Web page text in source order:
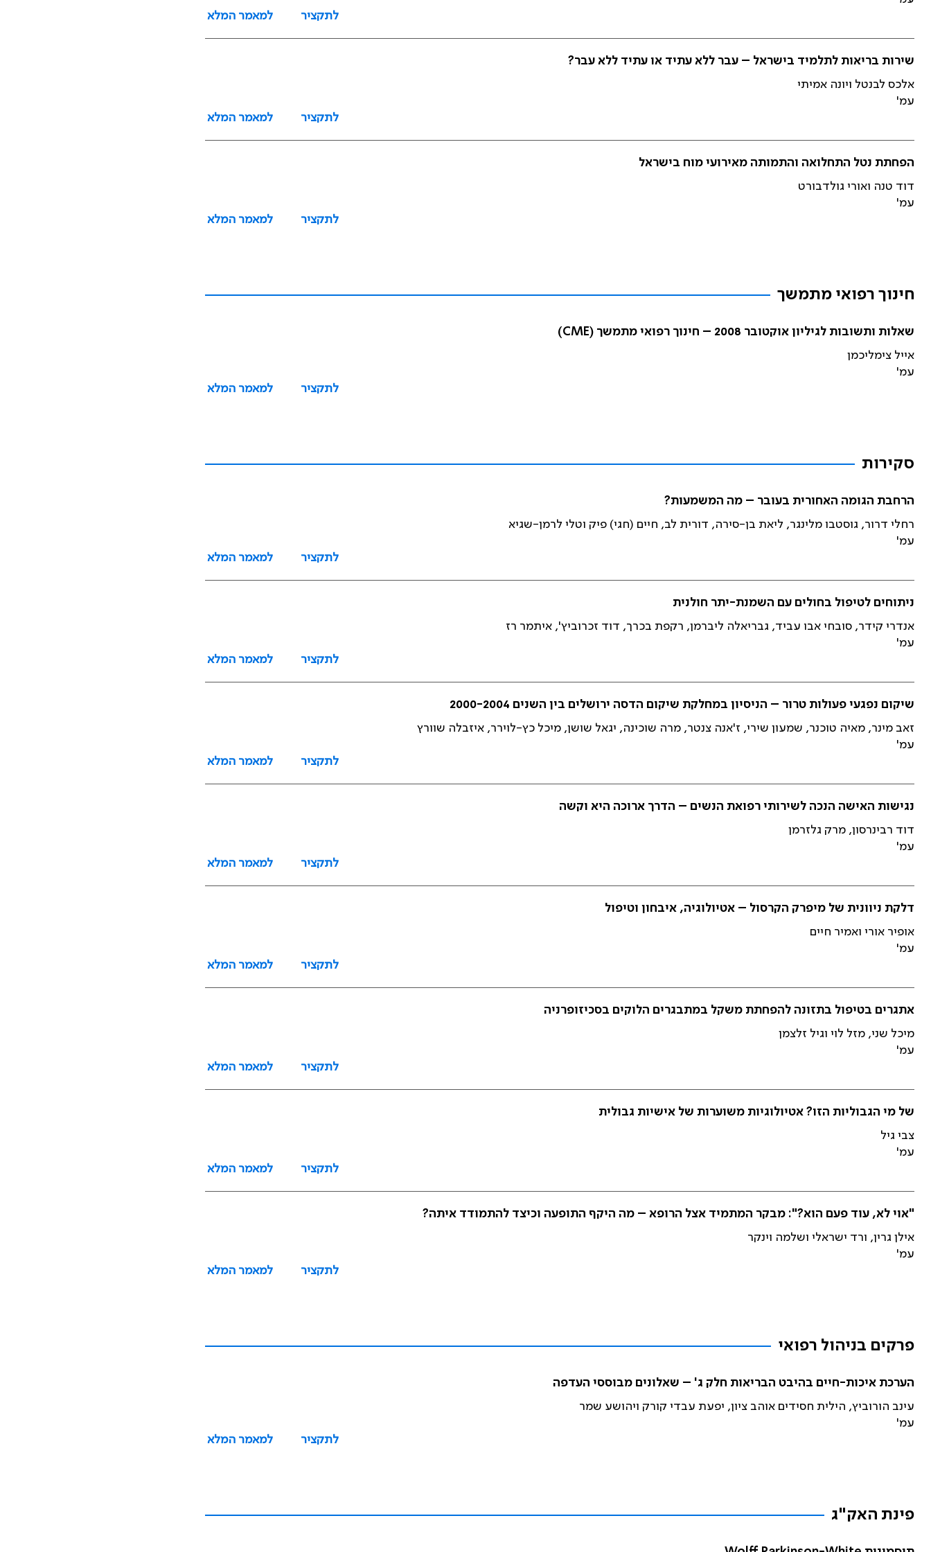
לתקציר
למאמר המלא
שירות בריאות לתלמיד בישראל – עבר ללא עתיד או עתיד ללא עבר?
אלכס לבנטל ויונה אמיתי
עמ'
לתקציר
למאמר המלא
הפחתת נטל התחלואה והתמותה מאירועי מוח בישראל
דוד טנה ואורי גולדבורט
עמ'
לתקציר
למאמר המלא
חינוך רפואי מתמשך
שאלות ותשובות לגיליון אוקטובר 2008 – חינוך רפואי מתמשך (CME)
אייל צימליכמן
עמ'
לתקציר
למאמר המלא
סקירות
הרחבת הגומה האחורית בעובר – מה המשמעות?
רחלי דרור, גוסטבו מלינגר, ליאת בן-סירה, דורית לב, חיים (חגי) פיק וטלי לרמן-שגיא
עמ'
לתקציר
למאמר המלא
ניתוחים לטיפול בחולים עם השמנת-יתר חולנית
אנדרי קידר, סובחי אבו עביד, גבריאלה ליברמן, רקפת בכרך, דוד זכרוביץ', איתמר רז
עמ'
לתקציר
למאמר המלא
שיקום נפגעי פעולות טרור – הניסיון במחלקת שיקום הדסה ירושלים בין השנים 2000-2004
זאב מינר, מאיה טוכנר, שמעון שירי, ז'אנה צנטר, מרה שוכינה, יגאל שושן, מיכל כץ-לוירר, איזבלה שוורץ
עמ'
לתקציר
למאמר המלא
נגישות האישה הנכה לשירותי רפואת הנשים – הדרך ארוכה היא וקשה
דוד רבינרסון, מרק גלזרמן
עמ'
לתקציר
למאמר המלא
דלקת ניוונית של מיפרק הקרסול – אטיולוגיה, איבחון וטיפול
אופיר אורי ואמיר חיים
עמ'
לתקציר
למאמר המלא
אתגרים בטיפול בתזונה להפחתת משקל במתבגרים הלוקים בסכיזופרניה
מיכל שני, מזל לוי וגיל זלצמן
עמ'
לתקציר
למאמר המלא
של מי הגבוליות הזו? אטיולוגיות משוערות של אישיות גבולית
צבי גיל
עמ'
לתקציר
למאמר המלא
"אוי לא, עוד פעם הוא?": מבקר המתמיד אצל הרופא – מה היקף התופעה וכיצד להתמודד איתה?
אילן גרין, ורד ישראלי ושלמה וינקר
עמ'
לתקציר
למאמר המלא
פרקים בניהול רפואי
הערכת איכות-חיים בהיבט הבריאות חלק ג' – שאלונים מבוססי העדפה
עינב הורוביץ, הילית חסידים אוהב ציון, יפעת עבדי קורק ויהושע שמר
עמ'
לתקציר
למאמר המלא
פינת האק"ג